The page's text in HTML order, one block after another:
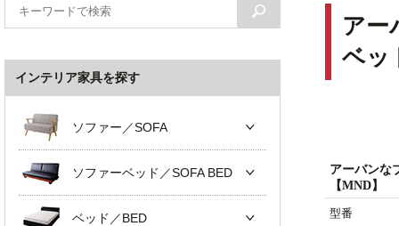
アー
ベッ
アーバンな
【MND】
型番
インテリア家具を探す
ソファー／SOFA
ソファーベッド／SOFA BED
ベッド／BED